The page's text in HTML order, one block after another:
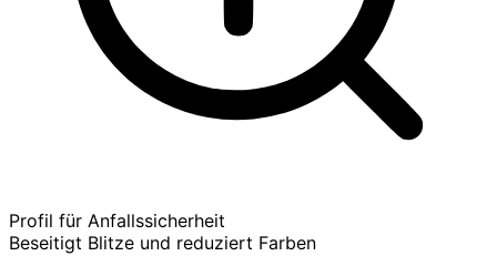
Profil für Anfallssicherheit
Beseitigt Blitze und reduziert Farben